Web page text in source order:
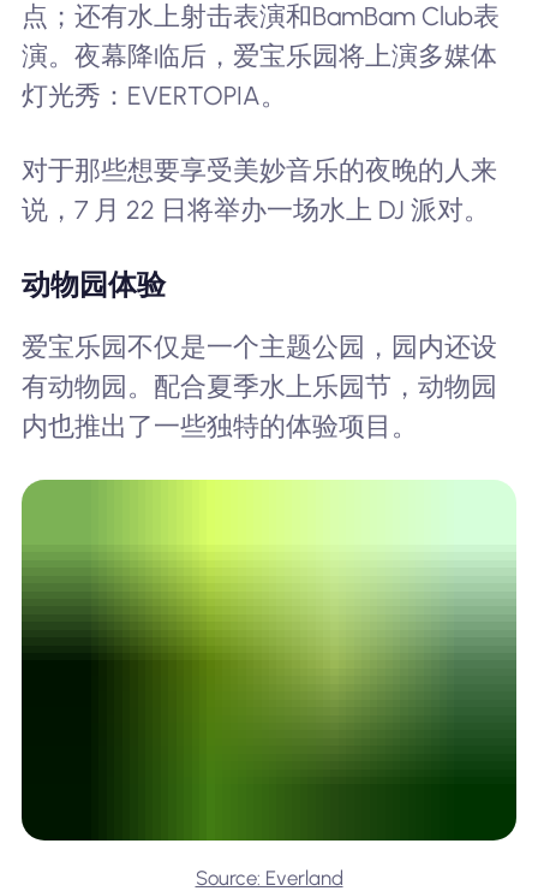
点；还有水上射击表演和BamBam Club表
演。夜幕降临后，爱宝乐园将上演多媒体
灯光秀：EVERTOPIA。
对于那些想要享受美妙音乐的夜晚的人来
说，7 月 22 日将举办一场水上 DJ 派对。
动物园体验
爱宝乐园不仅是一个主题公园，园内还设
有动物园。配合夏季水上乐园节，动物园
内也推出了一些独特的体验项目。
Source: Everland